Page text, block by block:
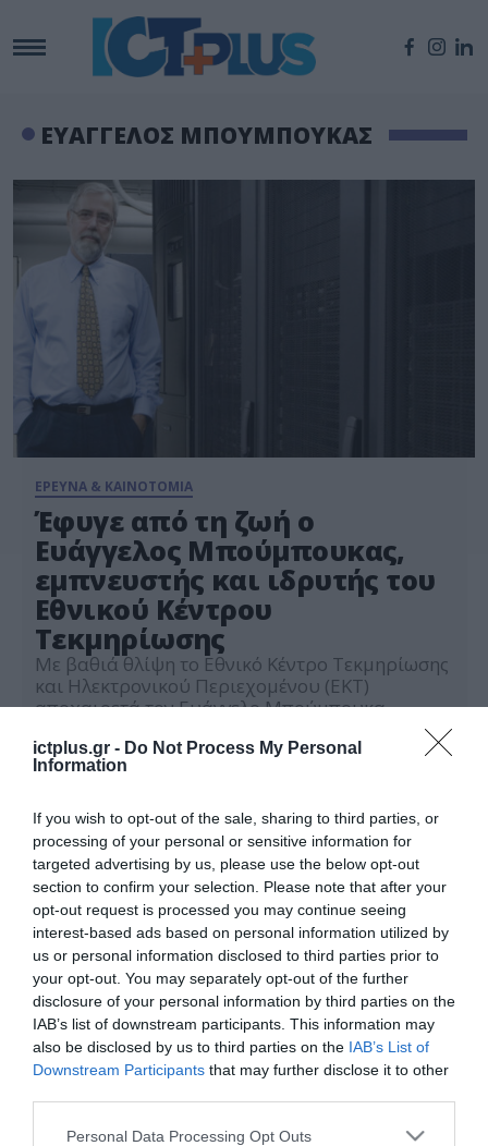
ictplus.gr - Do Not Process My Personal
Information
If you wish to opt-out of the sale, sharing to third parties, or
processing of your personal or sensitive information for
targeted advertising by us, please use the below opt-out
section to confirm your selection. Please note that after your
opt-out request is processed you may continue seeing
interest-based ads based on personal information utilized by
us or personal information disclosed to third parties prior to
your opt-out. You may separately opt-out of the further
disclosure of your personal information by third parties on the
IAB’s list of downstream participants. This information may
also be disclosed by us to third parties on the IAB’s List of
Downstream Participants that may further disclose it to other
Please note that this website/app uses one or more Google
Personal Data Processing Opt Outs
ΕΥΑΓΓΕΛΟΣ ΜΠΟΥΜΠΟΥΚΑΣ
ΕΡΕΥΝΑ & ΚΑΙΝΟΤΟΜΙΑ
Έφυγε από τη ζωή ο
Ευάγγελος Μπούμπουκας,
εμπνευστής και ιδρυτής του
Εθνικού Κέντρου
Τεκμηρίωσης
Με βαθιά θλίψη το Εθνικό Κέντρο Τεκμηρίωσης
και Ηλεκτρονικού Περιεχομένου (ΕΚΤ)
αποχαιρετά τον Ευάγγελο Μπούμπουκα,
Διευθυντή του oργανισμού. Ο Ε. Μπούμπουκας
έφυγε από τη ζωή σε ηλικία 80 ετών, αφήνοντας
χώρο της έρευνας, της τεκμηρίωσης και της
καινοτομίας στη χώρα μας. Ως […]